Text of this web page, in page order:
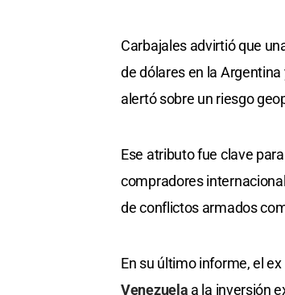
Carbajales advirtió que
de dólares en la
alertó sobre un riesgo
Ese atributo fue clave
compradores
de conflictos armados
En su último informe, el
Venezuela a la inversión